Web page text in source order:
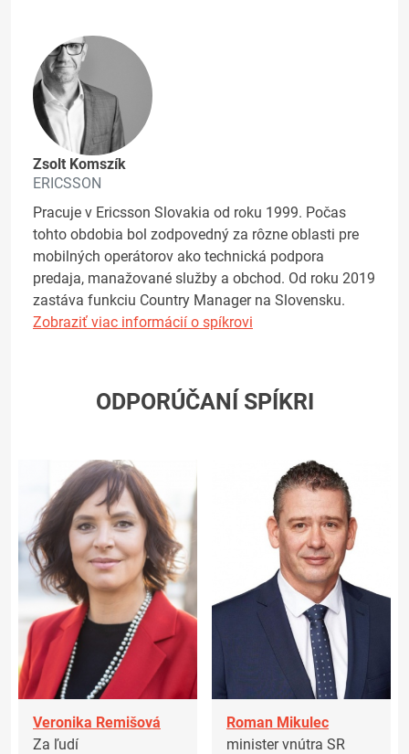
Zsolt Komszík
ERICSSON
Pracuje v Ericsson Slovakia od roku 1999. Počas
tohto obdobia bol zodpovedný za rôzne oblasti pre
mobilných operátorov ako technická podpora
predaja, manažované služby a obchod. Od roku 2019
zastáva funkciu Country Manager na Slovensku.
Zobraziť viac informácií o spíkrovi
ODPORÚČANÍ SPÍKRI
Veronika Remišová
Za ľudí
Roman Mikulec
minister vnútra SR